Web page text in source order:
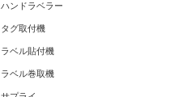
ハンドラベラー
タグ取付機
ラベル貼付機
ラベル巻取機